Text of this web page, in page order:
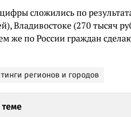
сложились по
Владивостоке (270 тысяч
же по России граждан
регионов и городов